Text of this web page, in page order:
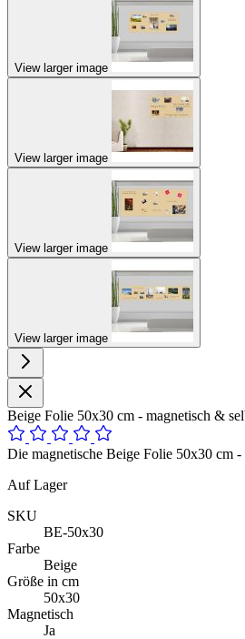
View larger image
View larger image
View larger image
View larger image
Beige Folie 50x30 cm - magnetisch &
Die magnetische Beige Folie 50x30 cm
Auf Lager
SKU
BE-50x30
Farbe
Beige
Größe in cm
50x30
Magnetisch
Ja